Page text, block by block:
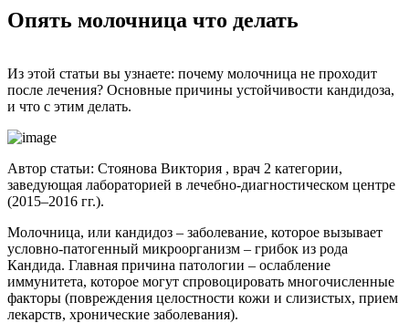
Опять молочница что делать
Из этой статьи вы узнаете: почему молочница не проходит
после лечения? Основные причины устойчивости кандидоза,
и что с этим делать.
Автор статьи: Стоянова Виктория , врач 2 категории,
заведующая лабораторией в лечебно-диагностическом центре
(2015–2016 гг.).
Молочница, или кандидоз – заболевание, которое вызывает
условно-патогенный микроорганизм – грибок из рода
Кандида. Главная причина патологии – ослабление
иммунитета, которое могут спровоцировать многочисленные
факторы (повреждения целостности кожи и слизистых, прием
лекарств, хронические заболевания).